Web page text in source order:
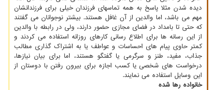
دیده شدن مثلا پاسخ به همه تماسهای فرزندان خیلی برای فرزندانشان
مهم می باشد، اما والدین از آن غافل هستند. بیشتر نوجوانان می گفتند
که حتی تا بامداد در فضای مجازی حضور دارند، ولی در رابطه با والدین
از این رسانه ها برای اطلاع رسانی کارهای روزانه استفاده می کردند و
کمتر حاوی پیام های احساسات و عواطف یا به اشتراک گذاری مطالب
جذاب، مفید، طنز و سرگرمی یا گفتگو هستند، اما برای بیان نیازها،
درخواست های شخصی یا کسب اجازه برای بیرون رفتن با دوستان از
این وسایل استفاده می نمایند.
خانواده رها شده